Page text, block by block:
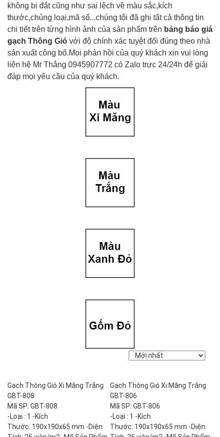
không bị đắt cũng như sai lệch về màu sắc,kích
thước,chủng loại,mã số...chúng tôi đã ghi tất cả thông tin
chi tiết trên từng hình ảnh của sản phẩm trên bảng báo giá
gạch Thông Gió với độ chính xác tuyệt đối đúng theo nhà
sản xuất công bố.Mọi phản hồi của quý khách xin vui lòng
liên hệ Mr Thắng 0945907772 có Zalo trực 24/24h để giải
đáp mọi yêu cầu của quý khách.
Gạch Thông Gió Xi Măng Trắng
GBT-808
Mã SP: GBT-808
-Loại : 1 -Kích
Thước: 190x190x65 mm -Diện
Gạch Thông Gió Xi Măng Trắng
GBT-806
Mã SP: GBT-806
-Loại : 1 -Kích
Thước: 190x190x65 mm -Diện